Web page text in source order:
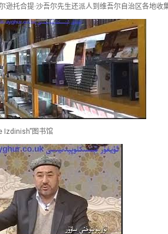
逊托合提·沙吾尔先生还派人到维吾尔自治区各地
Izdinish”图书馆